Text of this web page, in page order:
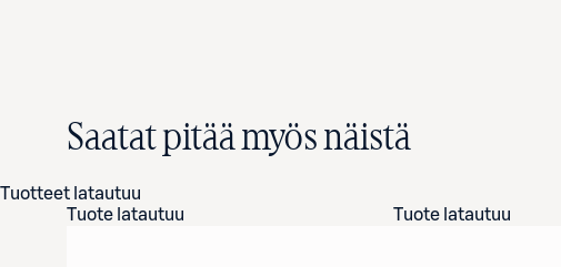
Saatat pitää myös näistä
Tuotteet latautuu
Tuote latautuu
Tuote latautuu